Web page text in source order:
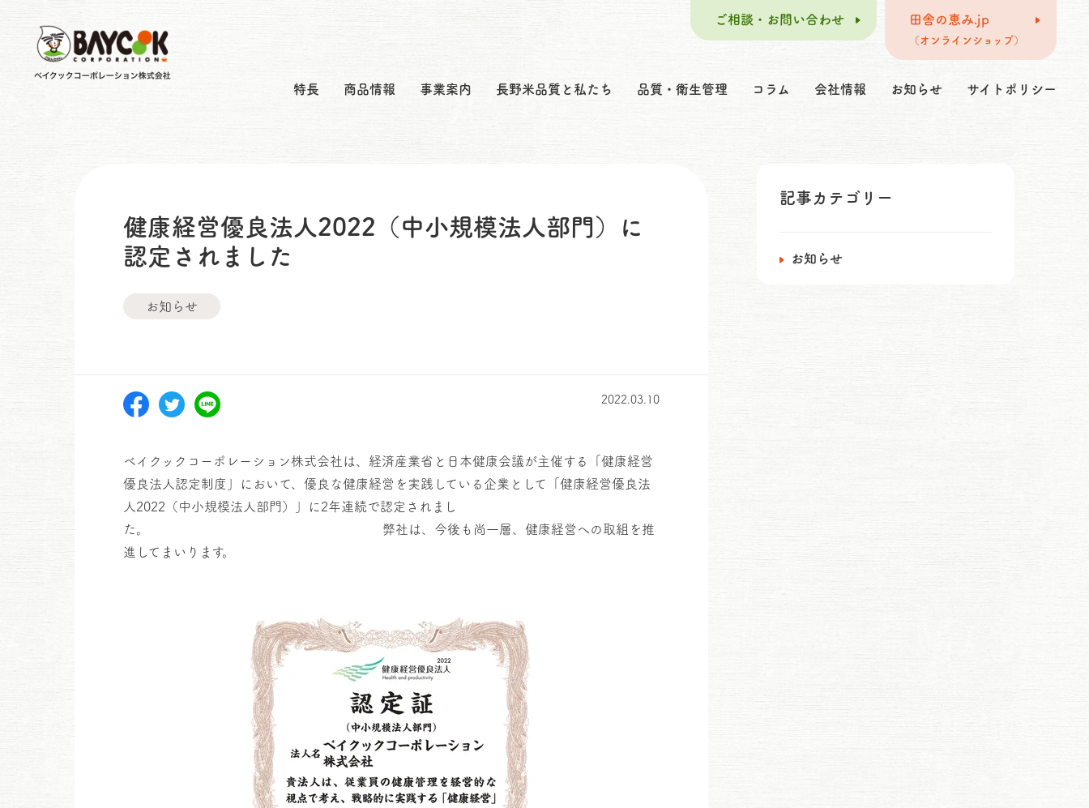
特長 商品情報 事業案内 長野米品質と私たち 品質・衛生管理 コラム 会社情報 お知らせ サイトポリシー
ご相談・お問い合わせ 田舎の恵み.jp
（オンラインショップ）
健康経営優良法人2022（中小規模法人部門）に
認定されました
お知らせ
2022.03.10
ベイクックコーポレーション株式会社は、経済産業省と日本健康会議が主催する「健康経営
優良法人認定制度」において、優良な健康経営を実践している企業として「健康経営優良法
人2022（中小規模法人部門）」に2年連続で認定されまし
た。 弊社は、今後も尚一層、健康経営への取組を推
進してまいります。
記事カテゴリー
お知らせ